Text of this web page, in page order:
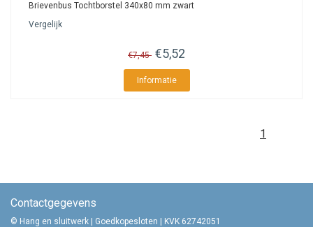
Brievenbus Tochtborstel 340x80 mm zwart
Vergelijk
€7,45 €5,52
Informatie
1
Contactgegevens
© Hang en sluitwerk | Goedkopesloten | KVK 62742051